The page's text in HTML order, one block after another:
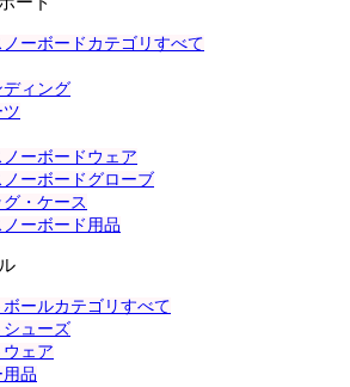
ーボードカテゴリすべて
ディング
ーボードウェア
ーボードグローブ
・ケース
ーボード用品
ールカテゴリすべて
ューズ
ェア
用品